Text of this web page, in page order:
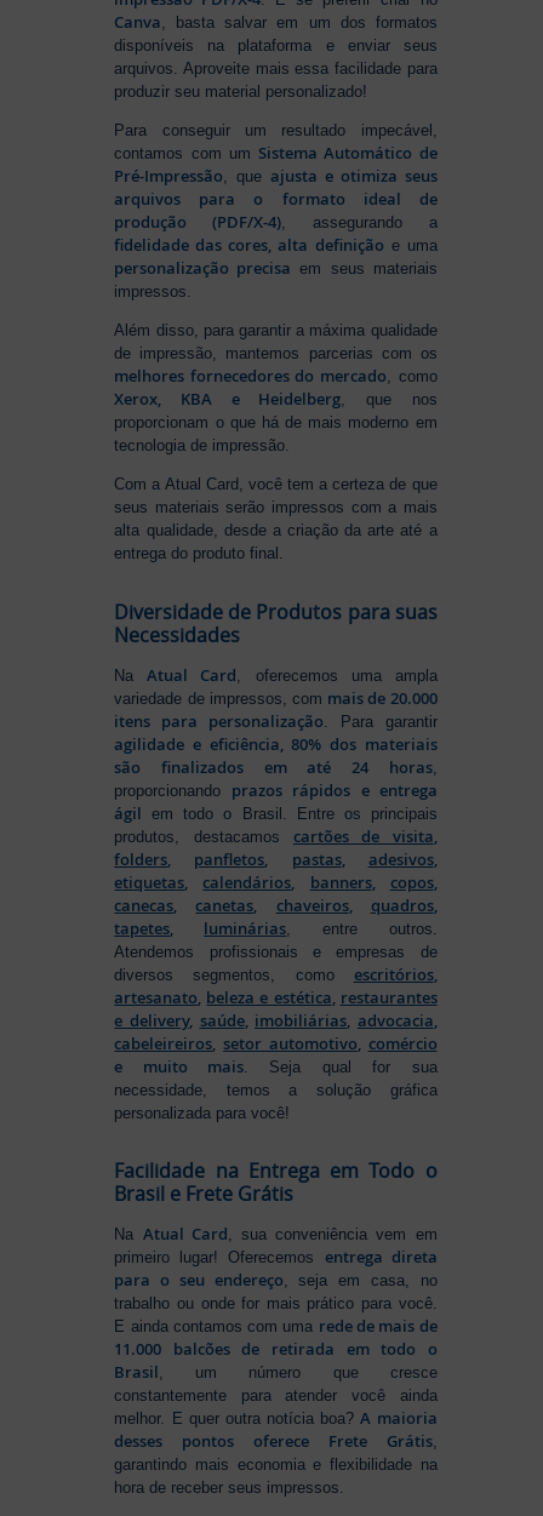
Canva, basta salvar em um dos formatos
disponíveis na plataforma e enviar seus
arquivos. Aproveite mais essa facilidade para
produzir seu material personalizado!
Para conseguir um resultado impecável,
contamos com um Sistema Automático de
Pré-Impressão, queajusta e otimiza seus
arquivos para o formato ideal de
produção (PDF/X-4), assegurando a
fidelidade das cores, alta definição e uma
personalização precisa em seus materiais
impressos.
Além disso, para garantir a máxima qualidade
de impressão, mantemos parcerias com os
melhores fornecedores do mercado, como
Xerox, KBA e Heidelberg, que nos
proporcionam o que há de mais moderno em
tecnologia de impressão.
Com a Atual Card, você tem a certeza de que
seus materiais serão impressos com a mais
alta qualidade, desde a criação da arte até a
entrega do produto final.
Diversidade de Produtos para suas
Necessidades
NaAtual Card , oferecemos uma ampla
variedade de impressos, com mais de 20.000
itens para personalização . Para garantir
agilidade e eficiência, 80% dos materiais
são finalizados em até 24 horas,
proporcionando prazos rápidos e entrega
ágil em todo o Brasil. Entre os principais
produtos, destacamos cartões de visita,
folders, panfletos, pastas, adesivos,
etiquetas,calendários, banners, copos,
canecas,canetas, chaveiros, quadros,
tapetes, luminárias , entre outros.
Atendemos profissionais e empresas de
diversos segmentos, como escritórios,
artesanato, beleza e estética, restaurantes
e delivery, saúde, imobiliárias, advocacia,
cabeleireiros, setor automotivo, comércio
e muito mais . Seja qual for sua
necessidade, temos a solução gráfica
personalizada para você!
Facilidade na Entrega em Todo o
Brasil e Frete Grátis
Na Atual Card, sua conveniência vem em
primeiro lugar! Oferecemos entrega direta
para o seu endereço, seja em casa, no
trabalho ou onde for mais prático para você.
E ainda contamos com uma rede de mais de
11.000 balcões de retirada em todo o
Brasil, um número que cresce
constantemente para atender você ainda
melhor. E quer outra notícia boa?A maioria
desses pontos oferece Frete Grátis,
garantindo mais economia e flexibilidade na
hora de receber seus impressos.